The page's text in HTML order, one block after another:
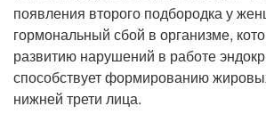
появления второго подбородка у
гормональный сбой в организме,
развитию нарушений в работе
способствует формированию
нижней трети лица.